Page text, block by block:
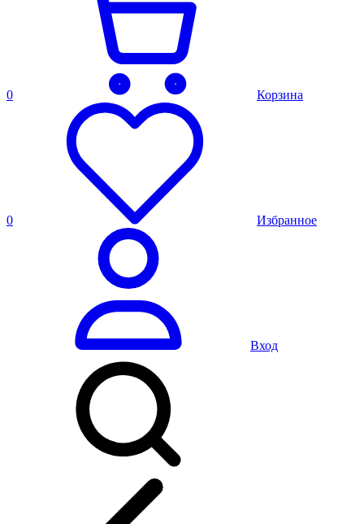
0 Корзина
0 Избранное
Вход